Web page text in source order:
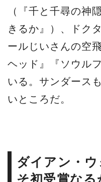
（『千と千尋の神
きるか』）、ドク
ールじいさんの空
ヘッド』『ソウル
いる。サンダース
いところだ。
ダイアン・
そ初受賞なる